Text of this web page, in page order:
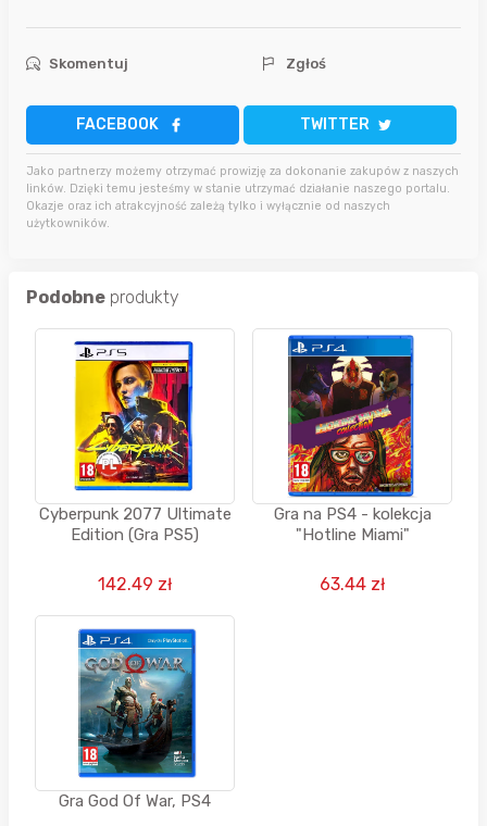
Skomentuj Zgłoś
FACEBOOK TWITTER
Jako partnerzy możemy otrzymać prowizję za dokonanie zakupów z naszych
linków. Dzięki temu jesteśmy w stanie utrzymać działanie naszego portalu.
Okazje oraz ich atrakcyjność zależą tylko i wyłącznie od naszych
użytkowników.
Podobne produkty
Cyberpunk 2077 Ultimate
Edition (Gra PS5)
142.49 zł
Gra na PS4 - kolekcja
"Hotline Miami"
63.44 zł
Gra God Of War, PS4